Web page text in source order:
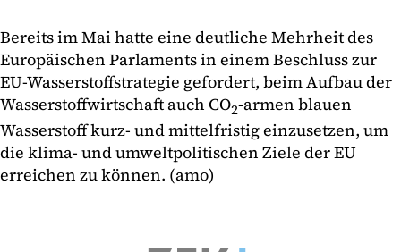
Bereits im Mai hatte eine deutliche Mehrheit des
Europäischen Parlaments in einem Beschluss zur
EU-Wasserstoffstrategie gefordert, beim Aufbau der
Wasserstoffwirtschaft auch CO2-armen blauen
Wasserstoff kurz- und mittelfristig einzusetzen, um
die klima- und umweltpolitischen Ziele der EU
erreichen zu können. (amo)